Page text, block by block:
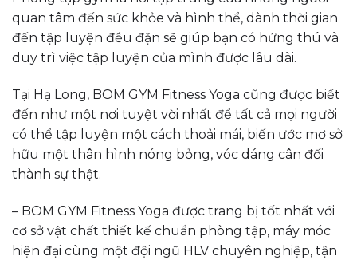
quan tâm đến sức khỏe và hình thể, dành thời gian
đến tập luyện đều đặn sẽ giúp bạn có hứng thú và
duy trì việc tập luyện của mình được lâu dài.
Tại Hạ Long, BOM GYM Fitness Yoga cũng được biết
đến như một nơi tuyệt vời nhất để tất cả mọi người
có thể tập luyện một cách thoải mái, biến ước mơ sở
hữu một thân hình nóng bỏng, vóc dáng cân đối
thành sự thật.
– BOM GYM Fitness Yoga được trang bị tốt nhất với
cơ sở vật chất thiết kế chuẩn phòng tập, máy móc
hiện đại cùng một đội ngũ HLV chuyên nghiệp, tận